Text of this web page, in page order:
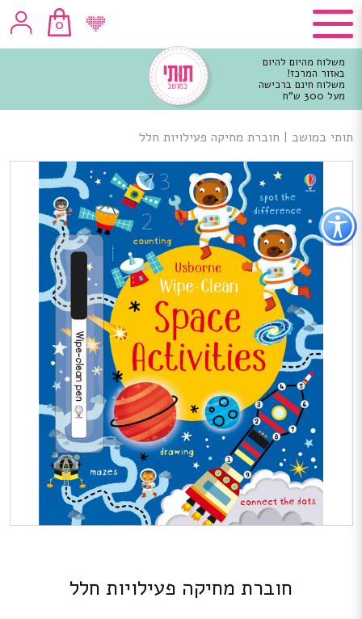
כפתור
לפתיחת
תפריט
נגישות
0
משלוח מהיום להיום
באזור המרכז!
משלוח חינם ברכישה
מעל 300 ש"ח
מרכזי
תותי במושב | חוברת מחיקה פעילויות חלל
חוברת מחיקה פעילויות חלל